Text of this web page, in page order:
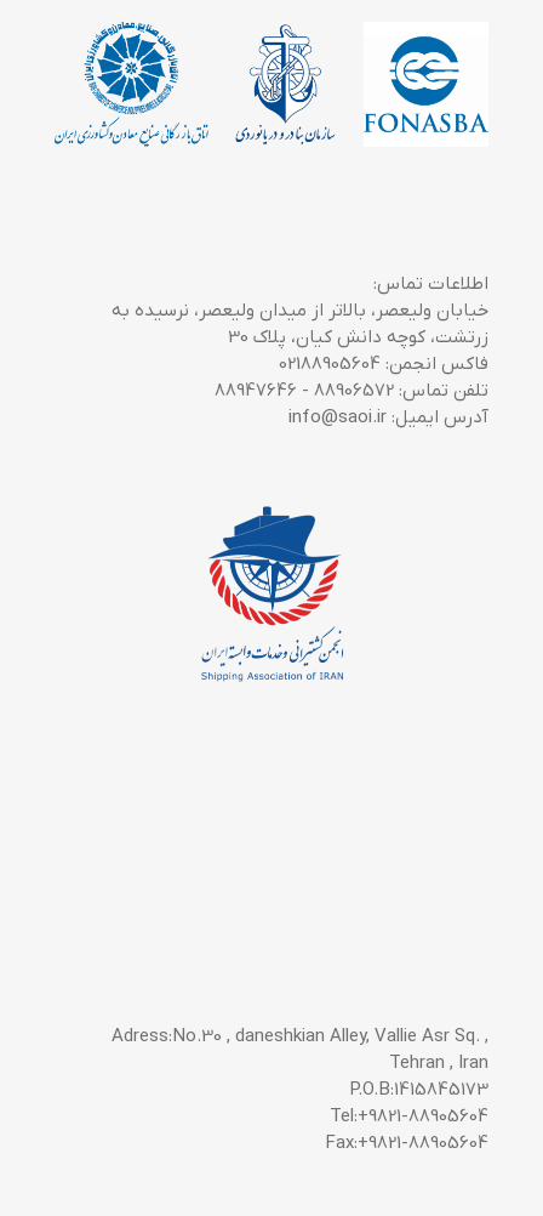
اطلاعات تماس:
خیابان ولیعصر، بالاتر از میدان ولیعصر، نرسیده به
زرتشت، کوچه دانش کیان، پلاک 30
فاکس انجمن: 02188905604
تلفن تماس: 88906572 - 88947646
آدرس ایمیل: info@saoi.ir
Adress:No.30 , daneshkian Alley, Vallie Asr Sq. ,
Tehran , Iran
P.O.B:1415845173
Tel:+9821-88905604
Fax:+9821-88905604